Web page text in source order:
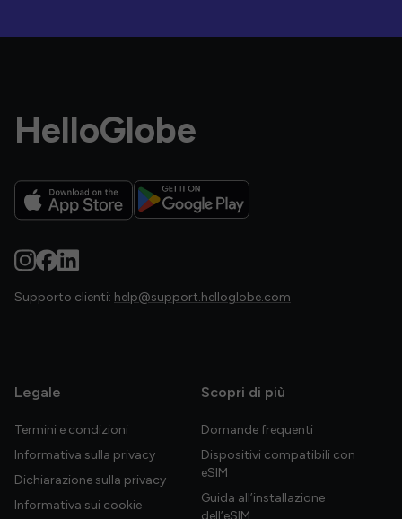
HelloGlobe
Supporto clienti: help@support.helloglobe.com
Legale
Termini e condizioni
Informativa sulla privacy
Dichiarazione sulla privacy
Informativa sui cookie
Scopri di più
Domande frequenti
Dispositivi compatibili con
eSIM
Guida all’installazione
dell’eSIM